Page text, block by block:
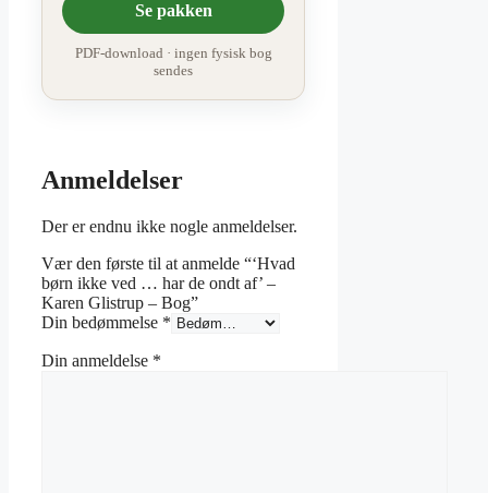
Se pakken
PDF-download · ingen fysisk bog
sendes
Anmeldelser
Der er endnu ikke nogle anmeldelser.
Vær den første til at anmelde “‘Hvad
børn ikke ved … har de ondt af’ –
Karen Glistrup – Bog”
Din bedømmelse *
Din anmeldelse *